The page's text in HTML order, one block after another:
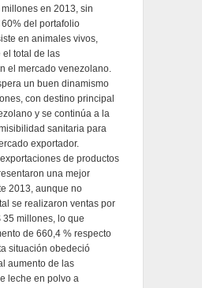
en 2013, sin
del portafolio
en animales vivos,
total de las
el mercado venezolano.
un buen dinamismo
con destino principal
y se continúa a la
sanitaria para
exportador.
de productos
una mejor
2013, aunque no
se realizaron ventas por
millones, lo que
de 660,4 % respecto
situación obedeció
aumento de las
leche en polvo a